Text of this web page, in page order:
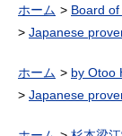
ホーム
Board
Japanese
ホーム
by Otoo
Japanese